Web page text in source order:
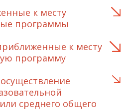
к месту
программы
к месту
программу
среднего общего